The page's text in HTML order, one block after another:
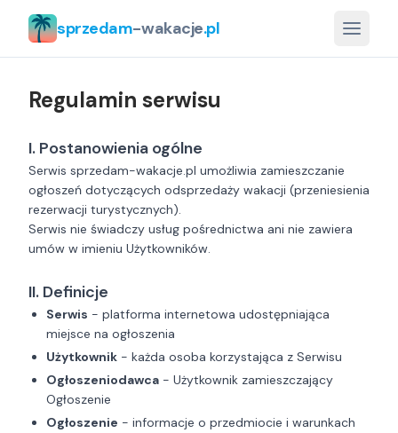
sprzedam-wakacje.pl
Regulamin serwisu
I. Postanowienia ogólne
Serwis sprzedam-wakacje.pl umożliwia zamieszczanie
ogłoszeń dotyczących odsprzedaży wakacji (przeniesienia
rezerwacji turystycznych).
Serwis nie świadczy usług pośrednictwa ani nie zawiera
umów w imieniu Użytkowników.
II. Definicje
Serwis - platforma internetowa udostępniająca
miejsce na ogłoszenia
Użytkownik - każda osoba korzystająca z Serwisu
Ogłoszeniodawca - Użytkownik zamieszczający
Ogłoszenie
Ogłoszenie - informacje o przedmiocie i warunkach